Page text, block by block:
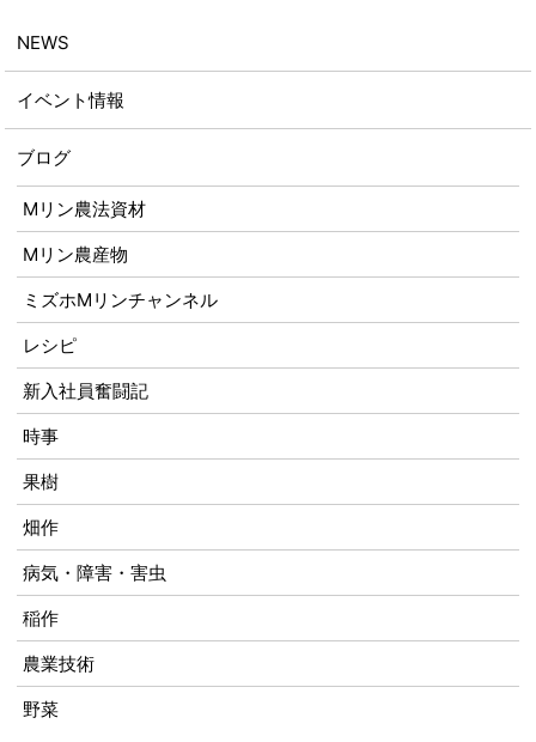
NEWS
イベント情報
ブログ
Mリン農法資材
Mリン農産物
ミズホMリンチャンネル
レシピ
新入社員奮闘記
時事
果樹
畑作
病気・障害・害虫
稲作
農業技術
野菜